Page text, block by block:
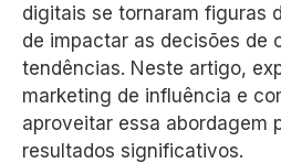
digitais se tornaram figuras
de impactar as decisões de
tendências. Neste artigo,
marketing de influência e
aproveitar essa abordagem
resultados significativos.